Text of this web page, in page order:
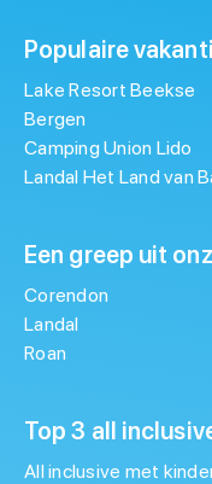
Populaire
Lake Resort Beekse
Bergen
Camping Union Lido
Landal Het Land van
Een greep uit
Corendon
Landal
Roan
Top 3 all
All inclusive met